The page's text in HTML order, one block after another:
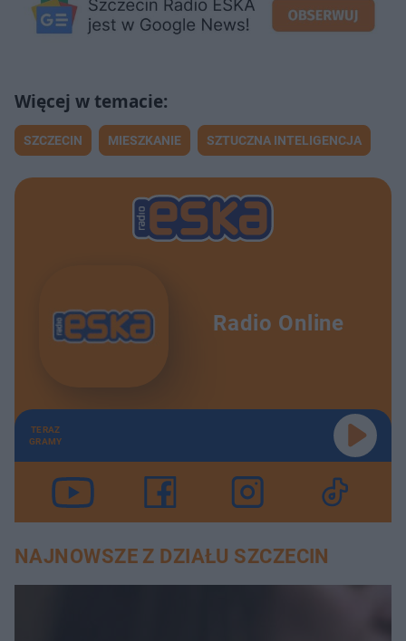
SZCZECIN MIESZKANIE SZTUCZNA INTELIGENCJA
Radio Online
TERAZ
GRAMY
NAJNOWSZE Z DZIAŁU SZCZECIN